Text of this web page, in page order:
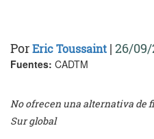
PorEric Toussaint | 26/09/
Fuentes: CADTM
No ofrecen una alternativa de
Sur global